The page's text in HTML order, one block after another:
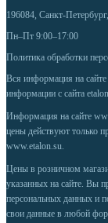
196084, Санкт-
Пн–Пт 9:00–17:00
Политика обработки
Вся информация на
информации с сайта
Информация на сайте
цены действуют только
www.etalon.su
Цены в розничном
указанных на сайте. Вы
персональных данных и
свои данные в любой